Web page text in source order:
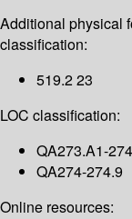
Additional physical
classification:
519.2 23
LOC classification:
QA273.A1-
QA274-274.9
Online resources: